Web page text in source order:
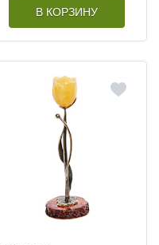
В КОРЗИНУ